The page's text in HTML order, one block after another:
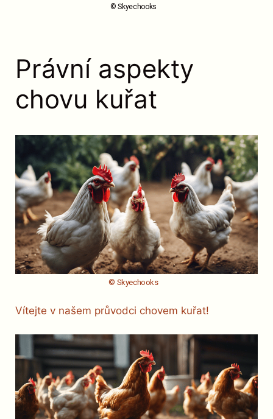
© Skyechooks
Právní aspekty
chovu kuřat
© Skyechooks
Vítejte v našem průvodci chovem kuřat!